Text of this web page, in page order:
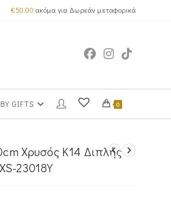
€50.00 ακόμα για Δωρεάν μεταφορικά
GIFTS 0
Χρυσός Κ14 Διπλής
23018Y